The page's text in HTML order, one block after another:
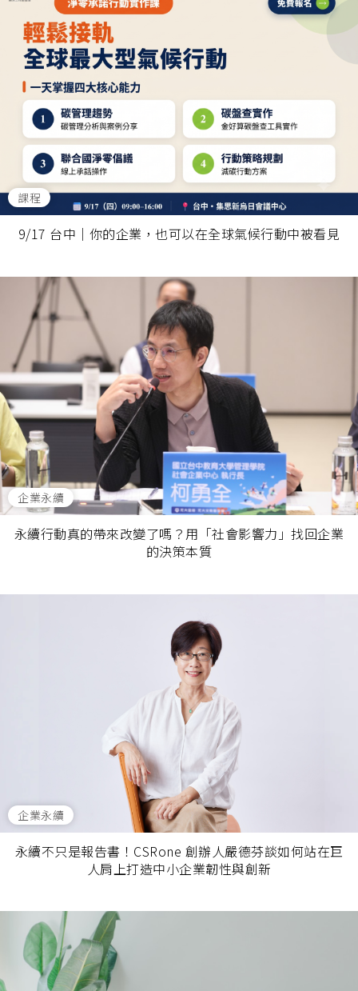
課程
9/17 台中｜你的企業，也可以在全球氣候行動中被看見
企業永續
永續行動真的帶來改變了嗎？用「社會影響力」找回企業
的決策本質
企業永續
永續不只是報告書！CSRone 創辦人嚴德芬談如何站在巨
人肩上打造中小企業韌性與創新